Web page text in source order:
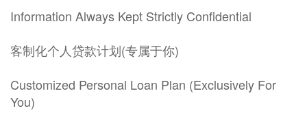
Information Always Kept Strictly Confidential
客制化个人贷款计划(专属于你)
Customized Personal Loan Plan (Exclusively For
You)